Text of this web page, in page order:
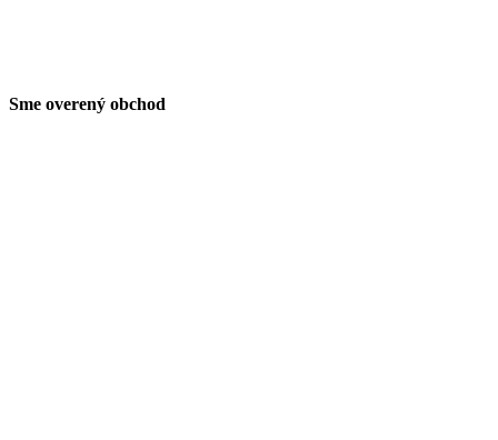
Sme overený obchod